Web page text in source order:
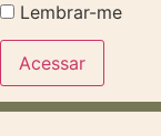
Lembrar-me